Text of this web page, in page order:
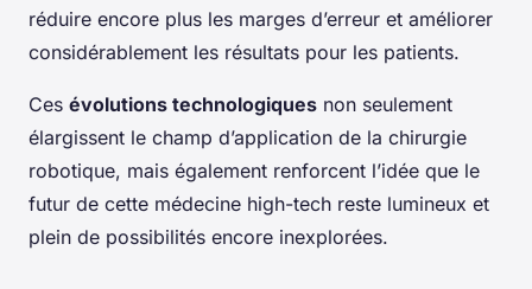
réduire encore plus les marges d’erreur et améliorer
considérablement les résultats pour les patients.
Ces évolutions technologiques non seulement
élargissent le champ d’application de la chirurgie
robotique, mais également renforcent l’idée que le
futur de cette médecine high-tech reste lumineux et
plein de possibilités encore inexplorées.